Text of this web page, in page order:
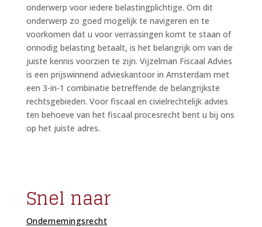
onderwerp voor iedere belastingplichtige. Om dit
onderwerp zo goed mogelijk te navigeren en te
voorkomen dat u voor verrassingen komt te staan of
onnodig belasting betaalt, is het belangrijk om van de
juiste kennis voorzien te zijn. Vijzelman Fiscaal Advies
is een prijswinnend advieskantoor in Amsterdam met
een 3-in-1 combinatie betreffende de belangrijkste
rechtsgebieden. Voor fiscaal en civielrechtelijk advies
ten behoeve van het fiscaal procesrecht bent u bij ons
op het juiste adres.
Snel naar
Ondernemingsrecht